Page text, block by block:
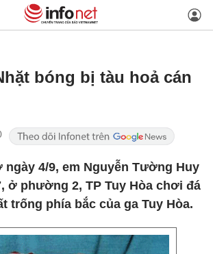
bóng bị tàu hoả cán
ngày 4/9, em Nguyễn Tường Huy
ở phường 2, TP Tuy Hòa chơi đá
trống phía bắc của ga Tuy Hòa.